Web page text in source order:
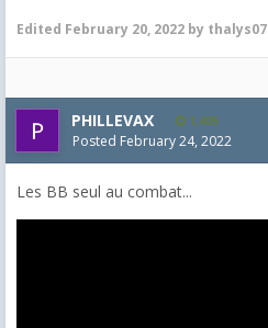
Edited February 20, 2022 by thalys07
PHILLEVAX 1,405
Posted February 24, 2022
Les BB seul au combat...